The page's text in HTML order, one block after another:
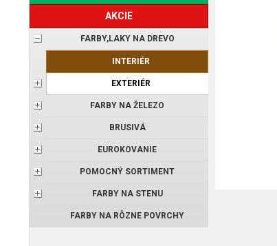
AKCIE
FARBY,LAKY NA DREVO
INTERIÉR
EXTERIÉR
FARBY NA ŽELEZO
BRUSIVÁ
EUROKOVANIE
POMOCNÝ SORTIMENT
FARBY NA STENU
FARBY NA RÔZNE POVRCHY